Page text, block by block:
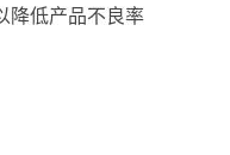
降低产品不良率